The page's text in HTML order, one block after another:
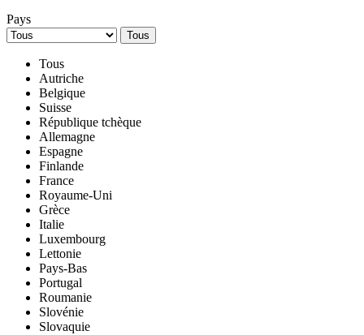
Pays
Tous
Tous
Autriche
Belgique
Suisse
République tchèque
Allemagne
Espagne
Finlande
France
Royaume-Uni
Grèce
Italie
Luxembourg
Lettonie
Pays-Bas
Portugal
Roumanie
Slovénie
Slovaquie